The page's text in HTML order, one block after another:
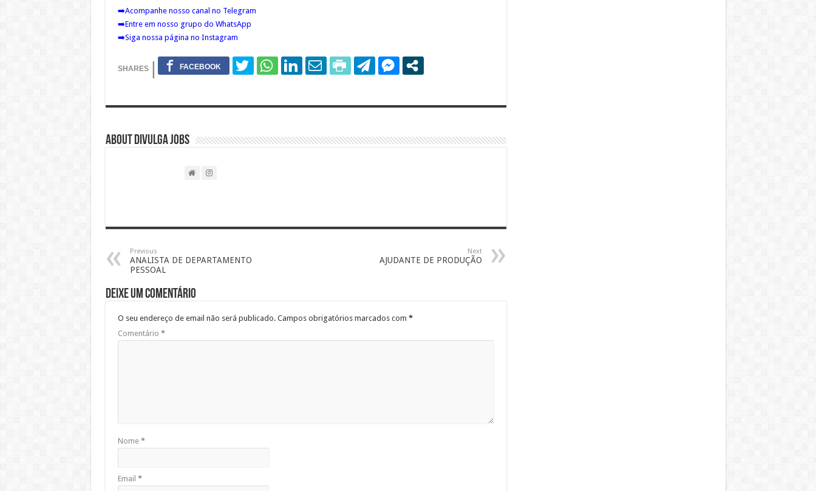
➡️Acompanhe nosso canal no Telegram
➡️Entre em nosso grupo do WhatsApp
➡️Siga nossa página no Instagram
About DIVULGA JOBS
Previous
ANALISTA DE DEPARTAMENTO
PESSOAL
Next
AJUDANTE DE PRODUÇÃO
Deixe um comentário
O seu endereço de email não será publicado. Campos obrigatórios marcados com *
Comentário *
Nome *
Email *